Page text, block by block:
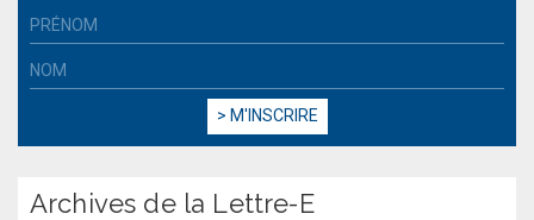
Archives de la Lettre-E